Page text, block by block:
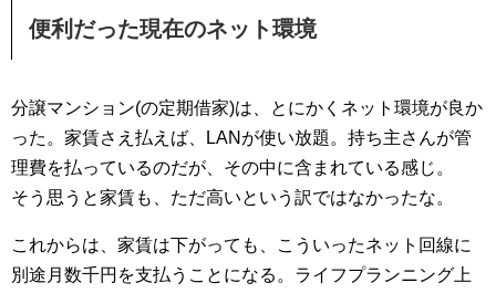
便利だった現在のネット環境
分譲マンション(の定期借家)は、とにかくネット環境が良か
った。家賃さえ払えば、LANが使い放題。持ち主さんが管
理費を払っているのだが、その中に含まれている感じ。
そう思うと家賃も、ただ高いという訳ではなかったな。
これからは、家賃は下がっても、こういったネット回線に
別途月数千円を支払うことになる。ライフプランニング上